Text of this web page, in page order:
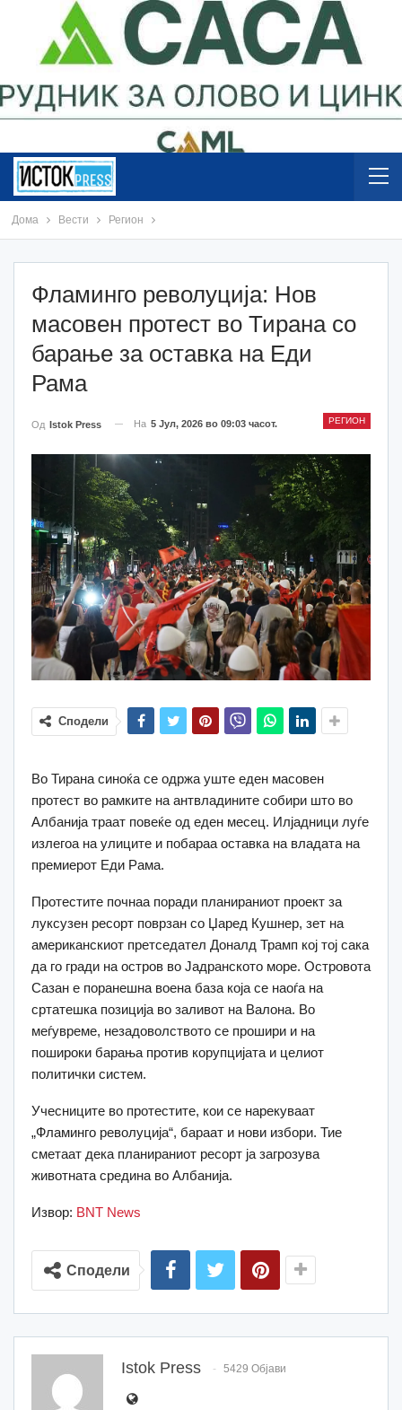
Дома Вести Регион
Фламинго револуција: Нов
масовен протест во Тирана со
барање за оставка на Еди
Рама
РЕГИОН
Од Istok Press На 5 Јул, 2026 во 09:03 часот.
Сподели
Во Тирана синоќа се одржа уште еден масовен
протест во рамките на антвладините собири што во
Албанија траат повеќе од еден месец. Илјадници луѓе
излегоа на улиците и побараа оставка на владата на
премиерот Еди Рама.
Протестите почнаа поради планираниот проект за
луксузен ресорт поврзан со Џаред Кушнер, зет на
американскиот претседател Доналд Трамп кој тој сака
да го гради на остров во Јадранското море. Oстровота
Сазан е поранешна воена база која се наоѓа на
сртатешка позиција во заливот на Валона. Во
меѓувреме, незадоволството се прошири и на
пошироки барања против корупцијата и целиот
политички систем.
Учесниците во протестите, кои се нарекуваат
„Фламинго револуција“, бараат и нови избори. Тие
сметаат дека планираниот ресорт ја загрозува
животната средина во Албанија.
Извор: BNT News
Сподели
Istok Press 5429 Објави